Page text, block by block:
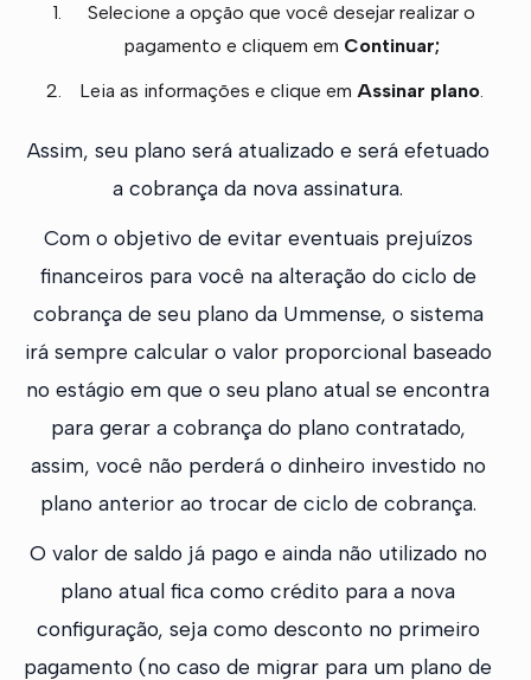
Selecione a opção que você desejar realizar o
pagamento e cliquem em Continuar;
Leia as informações e clique emAssinar plano.
Assim, seu plano será atualizado e será efetuado
a cobrança da nova assinatura.
Com o objetivo de evitar eventuais prejuízos
financeiros para você na alteração do ciclo de
cobrança de seu plano da Ummense, o sistema
irá sempre calcular o valor proporcional baseado
no estágio em que o seu plano atual se encontra
para gerar a cobrança do plano contratado,
assim, você não perderá o dinheiro investido no
plano anterior ao trocar de ciclo de cobrança.
O valor de saldo já pago e ainda não utilizado no
plano atual fica como crédito para a nova
configuração, seja como desconto no primeiro
pagamento (no caso de migrar para um plano de